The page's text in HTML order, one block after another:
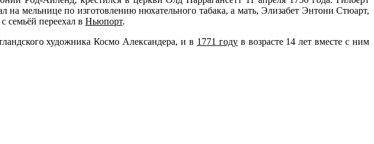
на мельнице по изготовлению нюхательного табака, а мать, Элизабет Энтони Стюарт,
семьёй переехал в Ньюпорт.
художника Космо Александера, и в 1771 годув возрасте 14 лет вместе с ним